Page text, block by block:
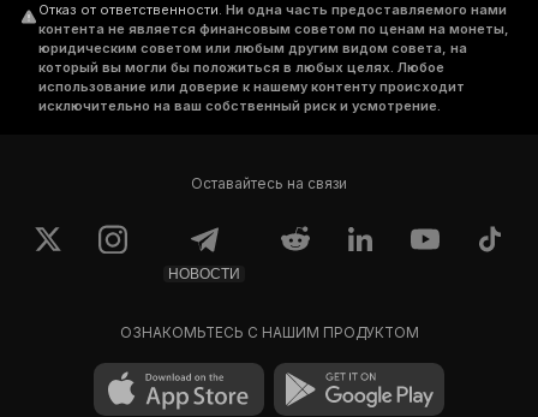
Отказ от ответственности. Ни одна часть предоставляемого нами
контента не является финансовым советом по ценам на монеты,
юридическим советом или любым другим видом совета, на
который вы могли бы положиться в любых целях. Любое
использование или доверие к нашему контенту происходит
исключительно на ваш собственный риск и усмотрение.
Оставайтесь на связи
НОВОСТИ
ОЗНАКОМЬТЕСЬ С НАШИМ ПРОДУКТОМ